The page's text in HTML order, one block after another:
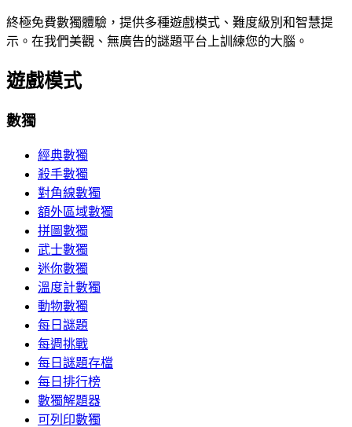
終極免費數獨體驗，提供多種遊戲模式、難度級別和智慧提
示。在我們美觀、無廣告的謎題平台上訓練您的大腦。
遊戲模式
數獨
經典數獨
殺手數獨
對角線數獨
額外區域數獨
拼圖數獨
武士數獨
迷你數獨
溫度計數獨
動物數獨
每日謎題
每週挑戰
每日謎題存檔
每日排行榜
數獨解題器
可列印數獨